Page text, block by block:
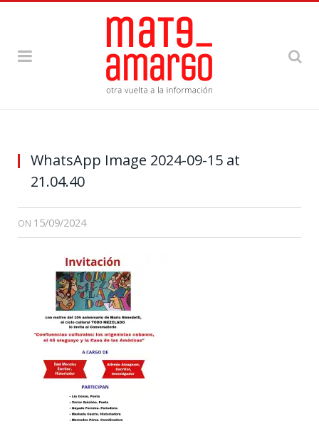
WhatsApp Image 2024-09-15 at
21.04.40
ON 15/09/2024